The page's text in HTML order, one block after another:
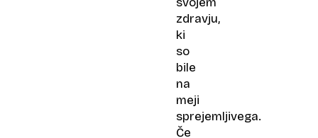
zdravju,
ki
so
bile
na
meji
sprejemljivega.
Če